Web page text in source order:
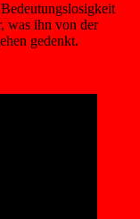
was ihn von der
gedenkt.